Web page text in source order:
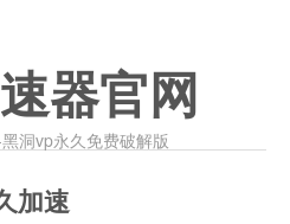
器官网
洞vp永久免费破解版
加速